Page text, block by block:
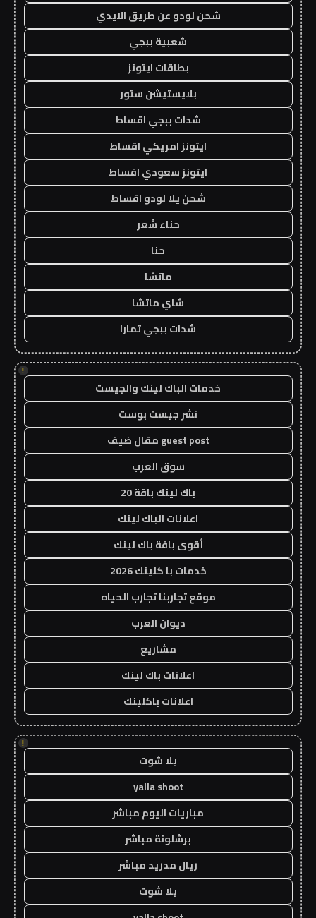
شحن لودو عن طريق الايدي
شعبية ببجي
بطاقات ايتونز
بلايستيشن ستور
شدات ببجي اقساط
ايتونز امريكي اقساط
ايتونز سعودي اقساط
شحن يلا لودو اقساط
حناء شعر
حنا
ماتشا
شاي ماتشا
شدات ببجي تمارا
!
خدمات الباك لينك والجيست
نشر جيست بوست
guest post مقال ضيف
سوق العرب
باك لينك باقة 20
اعلانات الباك لينك
أقوى باقة باك لينك
خدمات با كلينك 2026
موقع تجاربنا تجارب الحياه
ديوان العرب
مشاريع
اعلانات باك لينك
اعلانات باكلينك
!
يلا شوت
yalla shoot
مباريات اليوم مباشر
برشلونة مباشر
ريال مدريد مباشر
يلا شوت